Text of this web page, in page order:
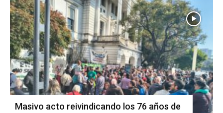
Masivo acto reivindicando los 76 años de